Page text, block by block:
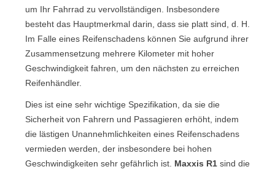
um Ihr Fahrrad zu vervollständigen. Insbesondere
besteht das Hauptmerkmal darin, dass sie platt sind, d. H.
Im Falle eines Reifenschadens können Sie aufgrund ihrer
Zusammensetzung mehrere Kilometer mit hoher
Geschwindigkeit fahren, um den nächsten zu erreichen
Reifenhändler.
Dies ist eine sehr wichtige Spezifikation, da sie die
Sicherheit von Fahrern und Passagieren erhöht, indem
die lästigen Unannehmlichkeiten eines Reifenschadens
vermieden werden, der insbesondere bei hohen
Geschwindigkeiten sehr gefährlich ist. Maxxis R1sind die